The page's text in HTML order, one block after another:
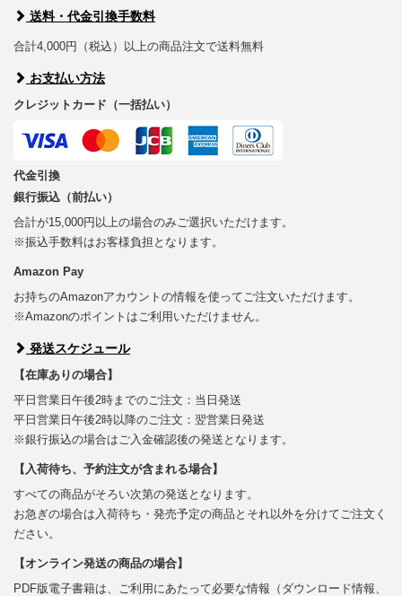
送料・代金引換手数料
合計4,000円（税込）以上の商品注文で送料無料
お支払い方法
クレジットカード（一括払い）
代金引換
銀行振込（前払い）
合計が15,000円以上の場合のみご選択いただけます。
※振込手数料はお客様負担となります。
Amazon Pay
お持ちのAmazonアカウントの情報を使ってご注文いただけます。
※Amazonのポイントはご利用いただけません。
発送スケジュール
【在庫ありの場合】
平日営業日午後2時までのご注文：当日発送
平日営業日午後2時以降のご注文：翌営業日発送
※銀行振込の場合はご入金確認後の発送となります。
【入荷待ち、予約注文が含まれる場合】
すべての商品がそろい次第の発送となります。
お急ぎの場合は入荷待ち・発売予定の商品とそれ以外を分けてご注文く
ださい。
【オンライン発送の商品の場合】
PDF版電子書籍は、ご利用にあたって必要な情報（ダウンロード情報、